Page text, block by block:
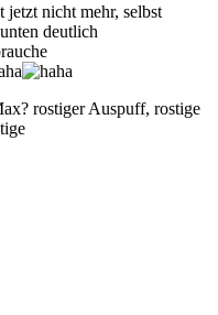
jetzt nicht mehr, selbst
deutlich
rostiger Auspuff, rostige